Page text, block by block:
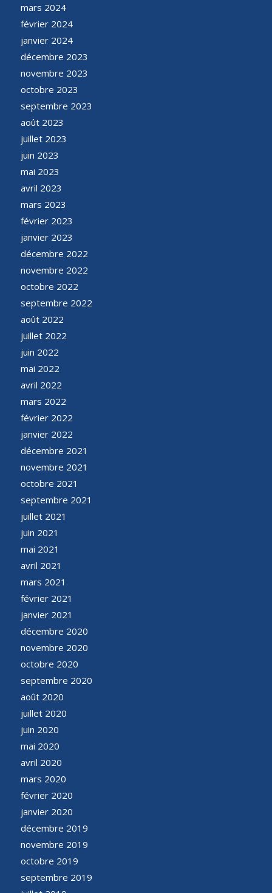
mars 2024
février 2024
janvier 2024
décembre 2023
novembre 2023
octobre 2023
septembre 2023
août 2023
juillet 2023
juin 2023
mai 2023
avril 2023
mars 2023
février 2023
janvier 2023
décembre 2022
novembre 2022
octobre 2022
septembre 2022
août 2022
juillet 2022
juin 2022
mai 2022
avril 2022
mars 2022
février 2022
janvier 2022
décembre 2021
novembre 2021
octobre 2021
septembre 2021
juillet 2021
juin 2021
mai 2021
avril 2021
mars 2021
février 2021
janvier 2021
décembre 2020
novembre 2020
octobre 2020
septembre 2020
août 2020
juillet 2020
juin 2020
mai 2020
avril 2020
mars 2020
février 2020
janvier 2020
décembre 2019
novembre 2019
octobre 2019
septembre 2019